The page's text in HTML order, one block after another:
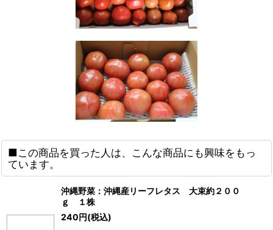
■この商品を買った人は、こんな商品にも興味をもっ
ています。
沖縄野菜：沖縄産リーフレタス 大束約２００
ｇ １株
240円(税込)